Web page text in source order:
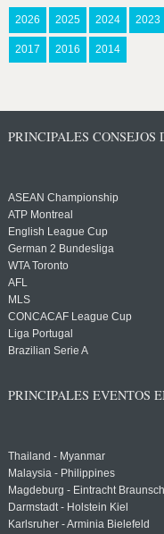
2026 2025 2024 2023
2017 2016 2014
PRINCIPALES CONSEJOS
ASEAN Championship
ATP Montreal
English League Cup
German 2 Bundesliga
WTA Toronto
AFL
MLS
CONCACAF League Cup
Liga Portugal
Brazilian Serie A
PRINCIPALES EVENTOS
Thailand - Myanmar
Malaysia - Philippines
Magdeburg - Eintracht
Darmstadt - Holstein Kiel
Karlsruher - Arminia Bielefeld